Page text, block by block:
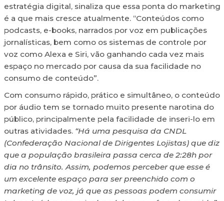
estratégia digital, sinaliza que essa ponta do marketing
é a que mais cresce atualmente. “Conteúdos como
podcasts, e-books, narrados por voz em publicações
jornalísticas, bem como os sistemas de controle por
voz como Alexa e Siri, vão ganhando cada vez mais
espaço no mercado por causa da sua facilidade no
consumo de conteúdo”.
Com consumo rápido, prático e simultâneo, o conteúdo
por áudio tem se tornado muito presente narotina do
público, principalmente pela facilidade de inseri-lo em
outras atividades. “Há uma pesquisa da CNDL
(Confederação Nacional de Dirigentes Lojistas) que diz
que a população brasileira passa cerca de 2:28h por
dia no trânsito. Assim, podemos perceber que esse é
um excelente espaço para ser preenchido com o
marketing de voz, já que as pessoas podem consumir